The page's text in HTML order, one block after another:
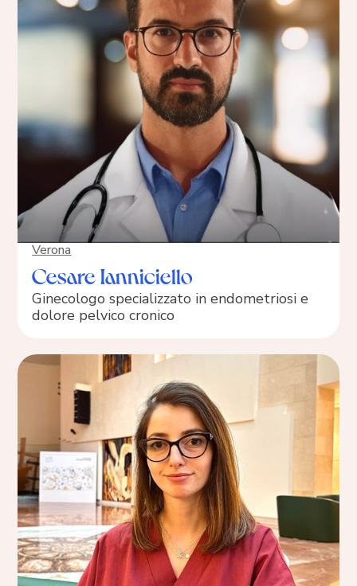
Verona
Cesare Ianniciello
Ginecologo specializzato in endometriosi e
dolore pelvico cronico